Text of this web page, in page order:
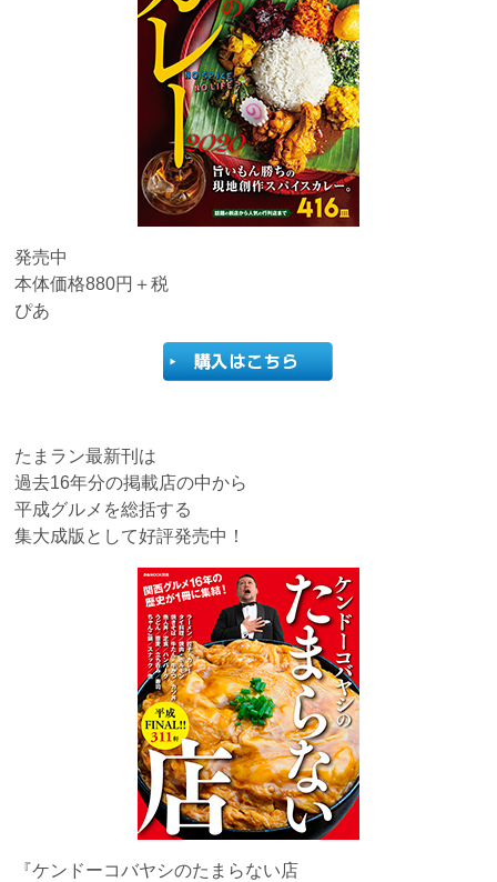
発売中
本体価格880円＋税
ぴあ
たまラン最新刊は
過去16年分の掲載店の中から
平成グルメを総括する
集大成版として好評発売中！
『ケンドーコバヤシのたまらない店